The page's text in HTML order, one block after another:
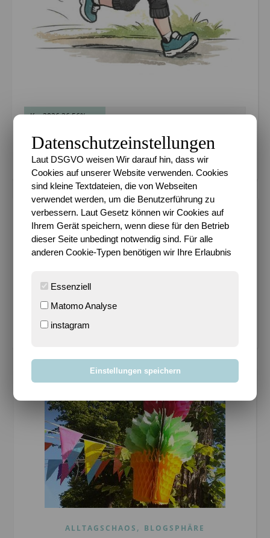
Km 2026 36.56%
Ziel 600 km in 2026
METADATEN
Datenschutz
Impressum
Bloggen mit Leidenschaft seit 14.03.2004
Cookie-Einstellungen verwalten
ALLTAGSCHAOS , BLOGSPHÄRE
Datenschutzeinstellungen
Laut DSGVO weisen Wir darauf hin, dass wir
Cookies auf unserer Website verwenden. Cookies
sind kleine Textdateien, die von Webseiten
verwendet werden, um die Benutzerführung zu
verbessern. Laut Gesetz können wir Cookies auf
Ihrem Gerät speichern, wenn diese für den Betrieb
dieser Seite unbedingt notwendig sind. Für alle
anderen Cookie-Typen benötigen wir Ihre Erlaubnis
Essenziell
Matomo Analyse
instagram
Einstellungen speichern